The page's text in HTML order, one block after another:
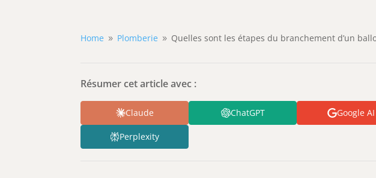
Home 9 Plomberie 9 Quelles sont les étapes du branchement d’un
Résumer cet article avec :
Claude ChatGPT Google AI
Perplexity